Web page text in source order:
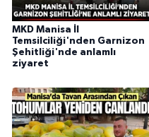
MKD Manisa İl
Temsilciliği'nden Garnizon
Şehitliği'nde anlamlı
ziyaret